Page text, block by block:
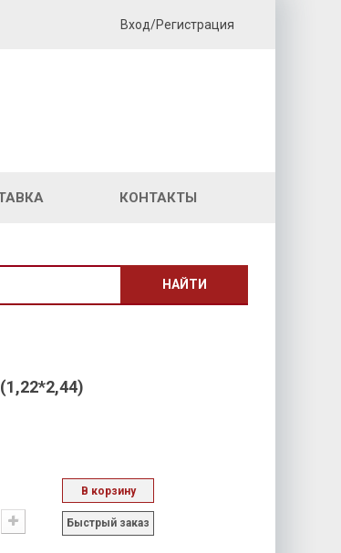
Вход/Регистрация
КОНТАКТЫ
НАЙТИ
В корзину
Быстрый заказ